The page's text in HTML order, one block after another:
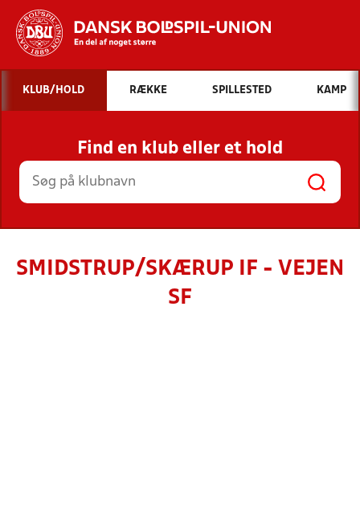
Hvad vil du søge efter?
INDHOLD OG NYHEDER
STILLINGER, RESULTATER, KLUBBER OG
HOLD
KLUB/HOLD RÆKKE SPILLESTED KAMP
Find en klub eller et hold
SMIDSTRUP/SKÆRUP IF - VEJEN
SF